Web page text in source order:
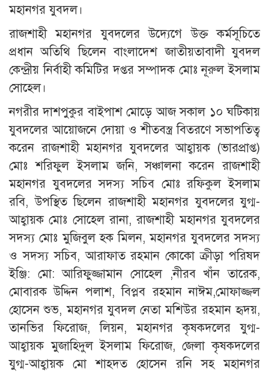
মহানগর যুবদল।
রাজশাহী মহানগর যুবদলের উদ্যেগে উক্ত কর্মসূচিতে
প্রধান অতিথি ছিলেন বাংলাদেশ জাতীয়তাবাদী যুবদল
কেন্দ্রীয় নির্বাহী কমিটির দপ্তর সম্পাদক মোঃ নূরুল ইসলাম
সোহেল।
নগরীর দাশপুকুর বাইপাশ মোড়ে আজ সকাল ১০ ঘটিকায়
যুবদলের আয়োজনে দোয়া ও শীতবস্ত্র বিতরণে সভাপতিত্ব
করেন রাজশাহী মহানগর যুবদলের আহ্বায়ক (ভারপ্রাপ্ত)
মোঃ শরিফুল ইসলাম জনি, সঞ্চালনা করেন রাজশাহী
মহানগর যুবদলের সদস্য সচিব মোঃ রফিকুল ইসলাম
রবি, উপস্থিত ছিলেন রাজশাহী মহানগর যুবদলের যুগ্ম-
আহ্বায়ক মোঃ সোহেল রানা, রাজশাহী মহানগর যুবদলের
সদস্য মোঃ মুজিবুল হক মিলন, মহানগর যুবদলের সদস্য
ও সদস্য সচিব, আরাফাত রহমান কোকো ক্রীড়া পরিষদ
ইঞ্জি: মো: আরিফুজ্জামান সোহেল ,নীরব খাঁন তারেক,
মোবারক উদ্দিন পলাশ, বিপ্লব রহমান নাঈম,মোফাজ্জল
হোসেন শুভ, মহানগর যুবদল নেতা মশিউর রহমান হৃদয়,
তানভির ফিরোজ, লিয়ন, মহানগর কৃষকদলের যুগ্ম-
আহ্বায়ক মুজাহিদুল ইসলাম ফিরোজ, জেলা কৃষকদলের
যুগ্ম-আহ্বায়ক মো শাহদত হোসেন রনি সহ মহানগর